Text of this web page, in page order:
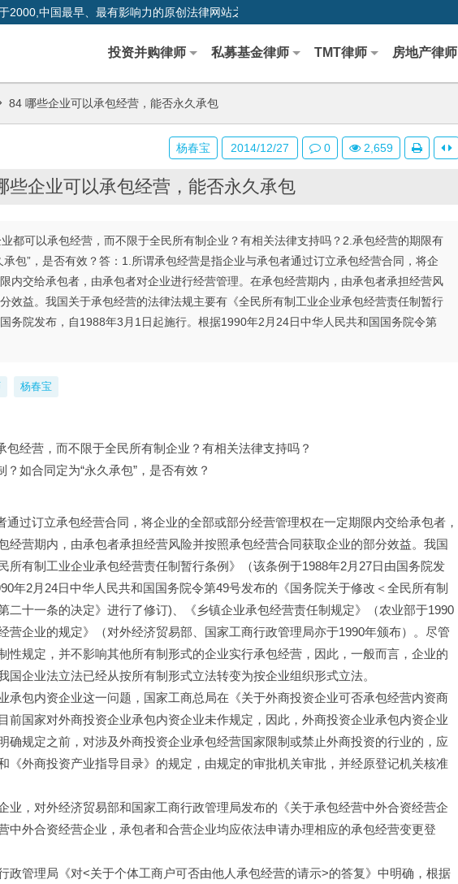
中国最早、最有影响力的原创法律网站之一
投资并购律师 私募基金律师 TMT律师 房地产律师
84 哪些企业可以承包经营，能否永久承包
些企业可以承包经营，能否永久承包
都可以承包经营，而不限于全民所有制企业？有相关法律支持吗？2.承包经营的期限有
包”，是否有效？答：1.所谓承包经营是指企业与承包者通过订立承包经营合同，将企
内交给承包者，由承包者对企业进行经营管理。在承包经营期内，由承包者承担经营风
效益。我国关于承包经营的法律法规主要有《全民所有制工业企业承包经营责任制暂行
务院发布，自1988年3月1日起施行。根据1990年2月24日中华人民共和国国务院令第
杨春宝
包经营，而不限于全民所有制企业？有相关法律支持吗？
如合同定为“永久承包”，是否有效？
通过订立承包经营合同，将企业的全部或部分经营管理权在一定期限内交给承包者，
经营期内，由承包者承担经营风险并按照承包经营合同获取企业的部分效益。我国
所有制工业企业承包经营责任制暂行条例》（该条例于1988年2月27日由国务院发
年2月24日中华人民共和国国务院令第49号发布的《国务院关于修改＜全民所有制
二十一条的决定》进行了修订)、《乡镇企业承包经营责任制规定》（农业部于1990
营企业的规定》（对外经济贸易部、国家工商行政管理局亦于1990年颁布）。尽管
性规定，并不影响其他所有制形式的企业实行承包经营，因此，一般而言，企业的
国企业法立法已经从按所有制形式立法转变为按企业组织形式立法。
承包内资企业这一问题，国家工商总局在《关于外商投资企业可否承包经营内资商
前国家对外商投资企业承包内资企业未作规定，因此，外商投资企业承包内资企业
确规定之前，对涉及外商投资企业承包经营国家限制或禁止外商投资的行业的，应
《外商投资产业指导目录》的规定，由规定的审批机关审批，并经原登记机关核准
业，对外经济贸易部和国家工商行政管理局发布的《关于承包经营中外合资经营企
中外合资经营企业，承包者和合营企业均应依法申请办理相应的承包经营变更登
政管理局《对<关于个体工商户可否由他人承包经营的请示>的答复》中明确，根据
杨春宝 2014/12/27 0 2,659